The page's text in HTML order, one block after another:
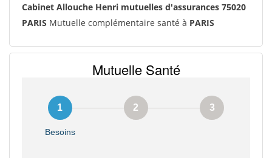
Cabinet Allouche Henri mutuelles d'assurances 75020
PARIS Mutuelle complémentaire santé à PARIS